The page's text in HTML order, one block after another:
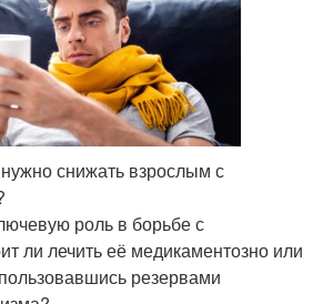
снижать взрослым с
роль в борьбе с
ли лечить её медикаментозно или
резервами